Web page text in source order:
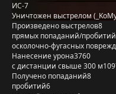
ИС-7
Уничтожен выстрелом
Произведено выстрелов8
прямых попаданий/пробитий
осколочно-фугасных
Нанесение урона3760
с дистанции свыше 300 м
Получено попаданий8
пробитий6